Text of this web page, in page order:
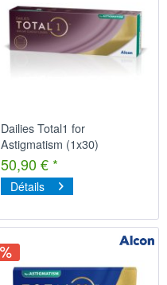
Dailies Total1 for
Astigmatism (1x30)
50,90 € *
Détails